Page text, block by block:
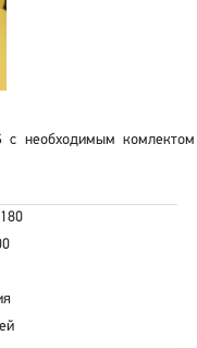
с необходимым комлектом